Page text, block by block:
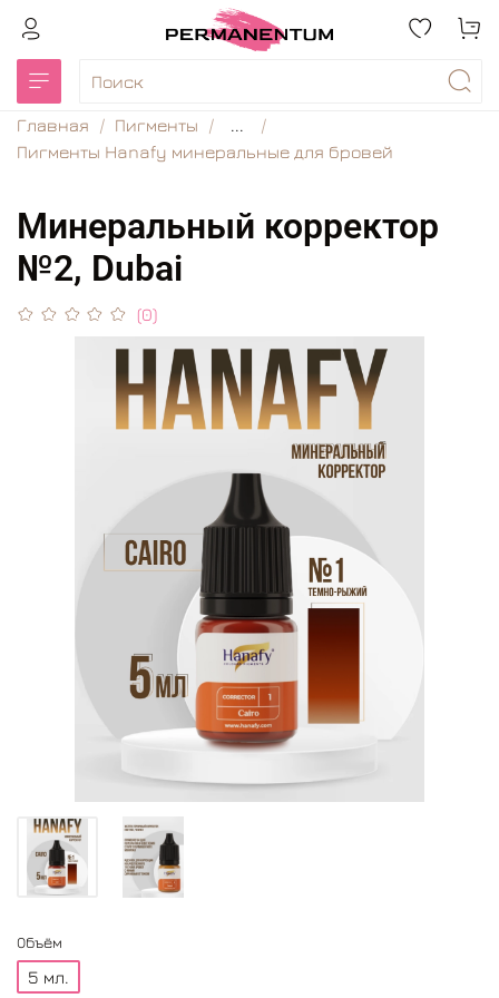
Главная Пигменты
...
Пигменты Hanafy минеральные для бровей
Минеральный корректор
№2, Dubai
(0)
Объём
5 мл.